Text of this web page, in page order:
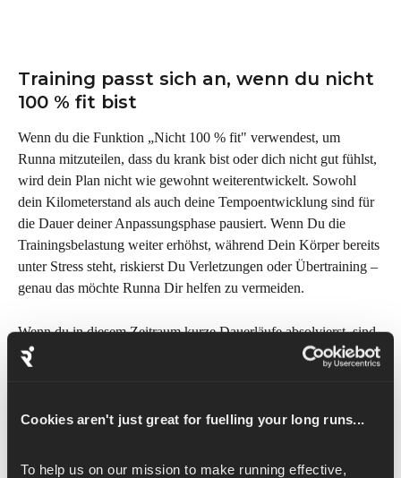
Cookies aren't just great for fuelling your long runs...
To help us on our mission to make running effective,
Training passt sich an, wenn du nicht
100 % fit bist
Wenn du die Funktion „Nicht 100 % fit" verwendest, um
Runna mitzuteilen, dass du krank bist oder dich nicht gut fühlst,
wird dein Plan nicht wie gewohnt weiterentwickelt. Sowohl
dein Kilometerstand als auch deine Tempoentwicklung sind für
die Dauer deiner Anpassungsphase pausiert. Wenn Du die
Trainingsbelastung weiter erhöhst, während Dein Körper bereits
unter Stress steht, riskierst Du Verletzungen oder Übertraining –
genau das möchte Runna Dir helfen zu vermeiden.
Wenn du in diesem Zeitraum kurze Dauerläufe absolvierst, sind
die Distanzen deiner Einheiten ebenfalls basierend auf deinem
sorgfältig begleitet